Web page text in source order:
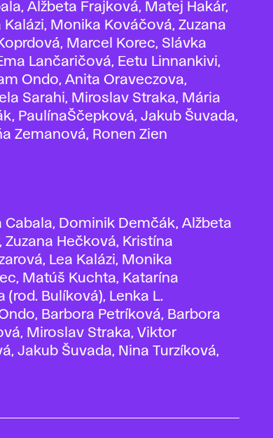
Alžbeta Frajková, Matej Hakár,
Monika Kováčová, Zuzana
Marcel Korec, Slávka
Lančaričová, Eetu Linnankivi,
Ondo, Anita Oraveczova,
Sarahi, Miroslav Straka, Mária
PaulínaŠčepková, Jakub Šuvada,
Zemanová, Ronen Zien
Cabala, Dominik Demčák, Alžbeta
Zuzana Hečková, Kristína
Lea Kalázi, Monika
Matúš Kuchta, Katarína
(rod. Bulíková), Lenka L.
Barbora Petríková, Barbora
Miroslav Straka, Viktor
Jakub Šuvada, Nina Turzíková,